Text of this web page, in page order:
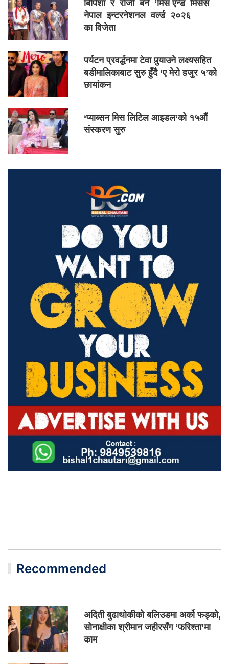
बिपिशा र रोजी बने ‘मिस एन्ड मिसेस
नेपाल इन्टरनेशनल वर्ल्ड २०२६
का विजेता
पर्यटन प्रवर्द्धनमा टेवा पुर्‍याउने लक्ष्यसहित
बडीमालिकाबाट सुरु हुँदै ‘ए मेरो हजुर ५’को
छायांकन
‘प्याब्सन मिस लिटिल आइडल’को १५औं
संस्करण सुरु
Recommended
अदिती बुढाथोकीको बलिउडमा अर्को फड्को,
सोनाक्षीका श्रीमान जहीरसँग ‘फरिश्ता’मा
काम